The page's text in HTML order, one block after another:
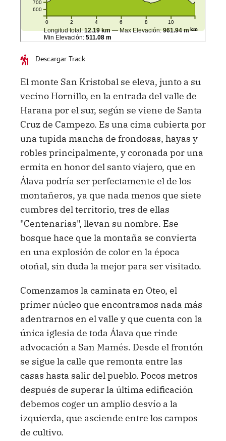
Descargar Track
El monte San Kristobal se eleva, junto a su
vecino Hornillo, en la entrada del valle de
Harana por el sur, según se viene de Santa
Cruz de Campezo. Es una cima cubierta por
una tupida mancha de frondosas, hayas y
robles principalmente, y coronada por una
ermita en honor del santo viajero, que en
Álava podría ser perfectamente el de los
montañeros, ya que nada menos que siete
cumbres del territorio, tres de ellas
"Centenarias", llevan su nombre. Ese
bosque hace que la montaña se convierta
en una explosión de color en la época
otoñal, sin duda la mejor para ser visitado.
Comenzamos la caminata en Oteo, el
primer núcleo que encontramos nada más
adentrarnos en el valle y que cuenta con la
única iglesia de toda Álava que rinde
advocación a San Mamés. Desde el frontón
se sigue la calle que remonta entre las
casas hasta salir del pueblo. Pocos metros
después de superar la última edificación
debemos coger un amplio desvío a la
izquierda, que asciende entre los campos
de cultivo.